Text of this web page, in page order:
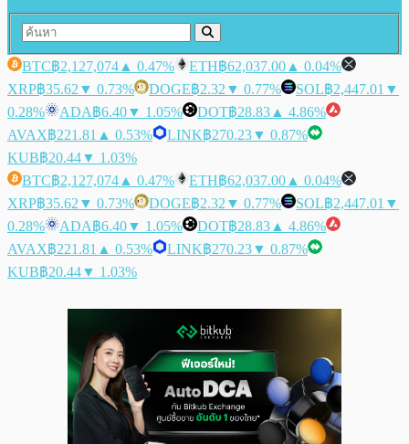
BTC฿2,127,074 ▲ 0.47% ETH฿62,037.00 ▲ 0.04%
XRP฿35.62 ▼ 0.73% DOGE฿2.32 ▼ 0.77% SOL฿2,447.01 ▼
0.28%
ADA฿6.40▼ 1.05% DOT฿28.83 ▲ 4.86%
AVAX฿221.81 ▲ 0.53% LINK฿270.23▼ 0.87%
KUB฿20.44▼ 1.03%
BTC฿2,127,074 ▲ 0.47% ETH฿62,037.00 ▲ 0.04%
XRP฿35.62 ▼ 0.73% DOGE฿2.32 ▼ 0.77% SOL฿2,447.01 ▼
0.28%
ADA฿6.40▼ 1.05% DOT฿28.83 ▲ 4.86%
AVAX฿221.81 ▲ 0.53% LINK฿270.23▼ 0.87%
KUB฿20.44▼ 1.03%